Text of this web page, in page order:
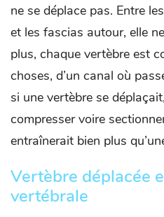
ne se déplace pas. Entre
et les fascias autour, elle
plus, chaque vertèbre est
choses, d’un canal où
si une vertèbre se
compresser voire
entraînerait bien plus
Vertèbre déplacée
vertébrale